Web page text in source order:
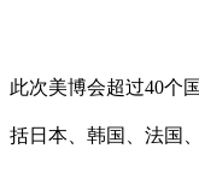
此次美博会超过40个
括日本、韩国、法国